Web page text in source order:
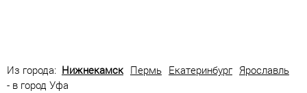
Из города: Нижнекамск Пермь Екатеринбург Ярославль
- в город Уфа